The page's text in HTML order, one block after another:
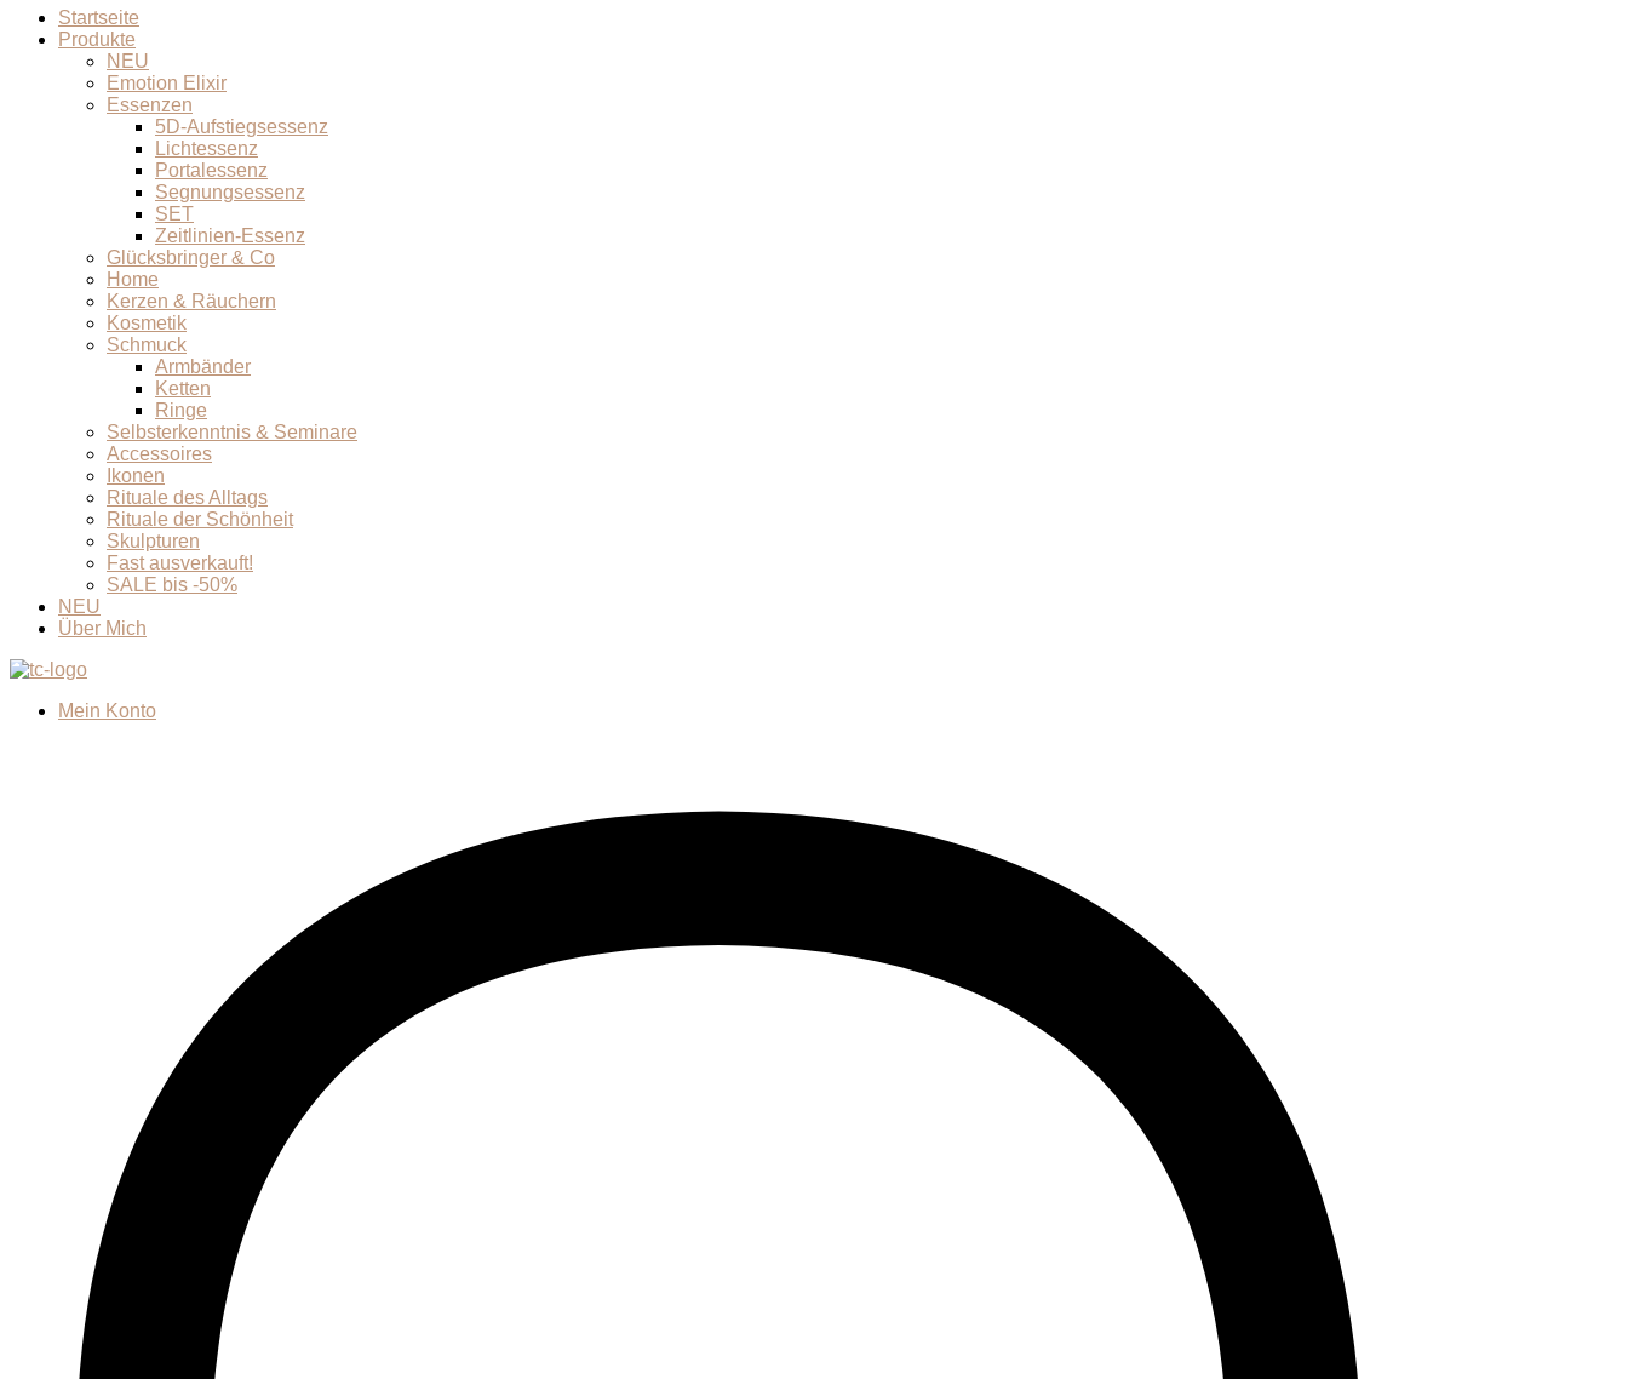
Startseite
Produkte
NEU
Emotion Elixir
Essenzen
5D-Aufstiegsessenz
Lichtessenz
Portalessenz
Segnungsessenz
SET
Zeitlinien-Essenz
Glücksbringer & Co
Home
Kerzen & Räuchern
Kosmetik
Schmuck
Armbänder
Ketten
Ringe
Selbsterkenntnis & Seminare
Accessoires
Ikonen
Rituale des Alltags
Rituale der Schönheit
Skulpturen
Fast ausverkauft!
SALE bis -50%
NEU
Über Mich
Mein Konto